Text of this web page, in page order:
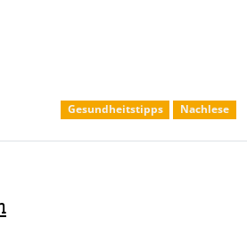
Gesundheitstipps Nachlese